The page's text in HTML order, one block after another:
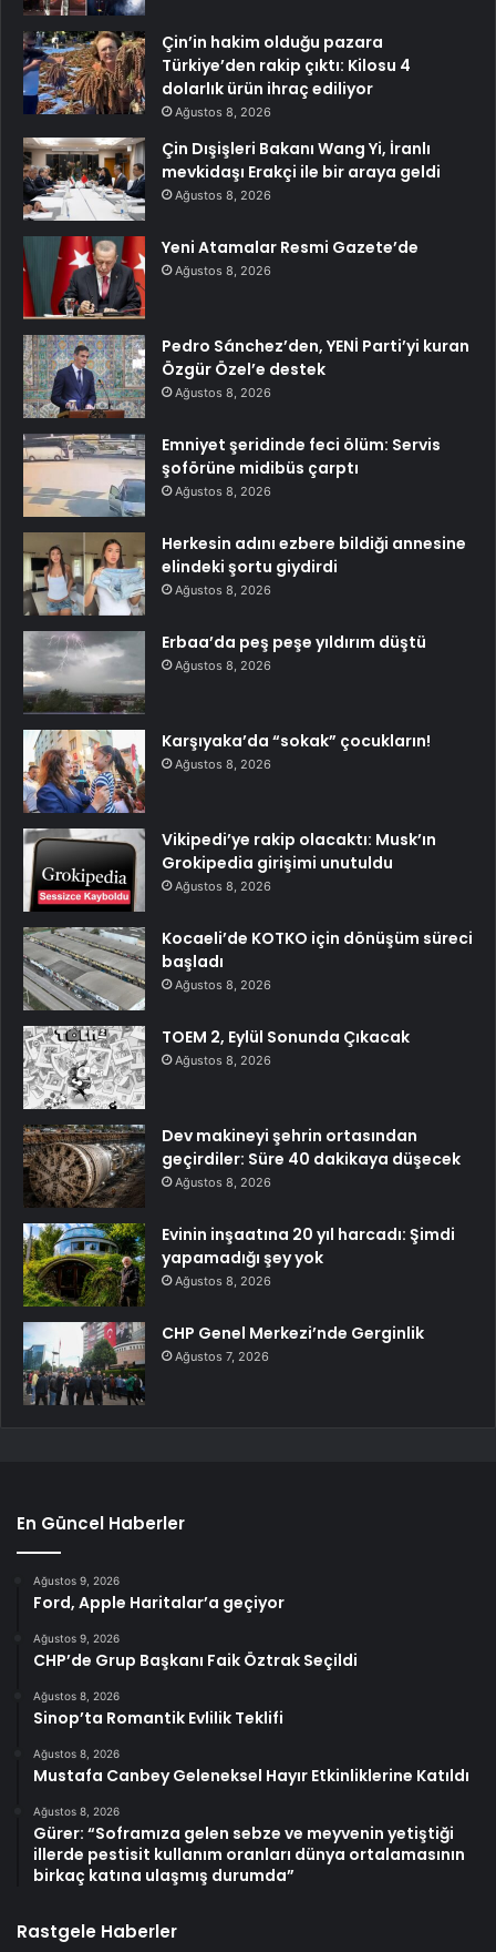
Çin’in hakim olduğu pazara
Türkiye’den rakip çıktı: Kilosu 4
dolarlık ürün ihraç ediliyor
Ağustos 8, 2026
Çin Dışişleri Bakanı Wang Yi, İranlı
mevkidaşı Erakçi ile bir araya geldi
Ağustos 8, 2026
Yeni Atamalar Resmi Gazete’de
Ağustos 8, 2026
Pedro Sánchez’den, YENİ Parti’yi kuran
Özgür Özel’e destek
Ağustos 8, 2026
Emniyet şeridinde feci ölüm: Servis
şoförüne midibüs çarptı
Ağustos 8, 2026
Herkesin adını ezbere bildiği annesine
elindeki şortu giydirdi
Ağustos 8, 2026
Erbaa’da peş peşe yıldırım düştü
Ağustos 8, 2026
Karşıyaka’da “sokak” çocukların!
Ağustos 8, 2026
Vikipedi’ye rakip olacaktı: Musk’ın
Grokipedia girişimi unutuldu
Ağustos 8, 2026
Kocaeli’de KOTKO için dönüşüm süreci
başladı
Ağustos 8, 2026
TOEM 2, Eylül Sonunda Çıkacak
Ağustos 8, 2026
Dev makineyi şehrin ortasından
geçirdiler: Süre 40 dakikaya düşecek
Ağustos 8, 2026
Evinin inşaatına 20 yıl harcadı: Şimdi
yapamadığı şey yok
Ağustos 8, 2026
CHP Genel Merkezi’nde Gerginlik
Ağustos 7, 2026
En Güncel Haberler
Ağustos 9, 2026
Ford, Apple Haritalar’a geçiyor
Ağustos 9, 2026
CHP’de Grup Başkanı Faik Öztrak Seçildi
Ağustos 8, 2026
Sinop’ta Romantik Evlilik Teklifi
Ağustos 8, 2026
Mustafa Canbey Geleneksel Hayır Etkinliklerine Katıldı
Ağustos 8, 2026
Gürer: “Soframıza gelen sebze ve meyvenin yetiştiği
illerde pestisit kullanım oranları dünya ortalamasının
birkaç katına ulaşmış durumda”
Rastgele Haberler